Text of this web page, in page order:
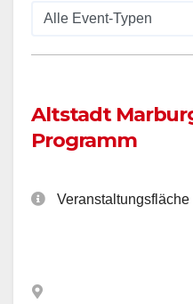
Altstadt
Programm
Veranstaltungsfläche